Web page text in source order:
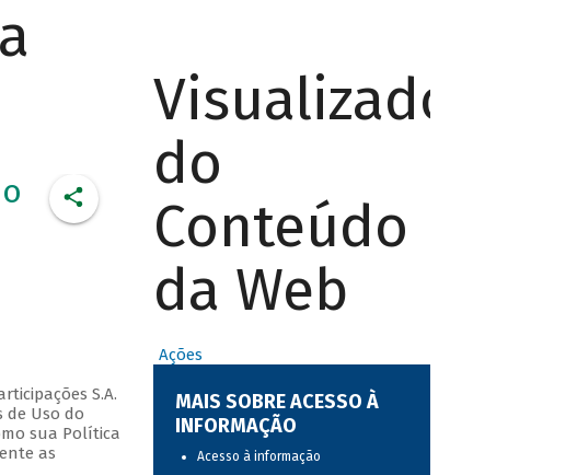
S.A.
de Uso do
sua Política
as
Visualizador
do
Conteúdo
da Web
Ações
MAIS SOBRE ACESSO À
INFORMAÇÃO
Acesso à informação